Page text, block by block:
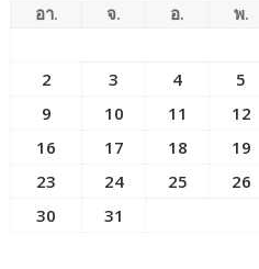
อา. จ. อ. พ.
2
3 4 5
9
10 11 12
16
17 18 19
23
24 25 26
30
31